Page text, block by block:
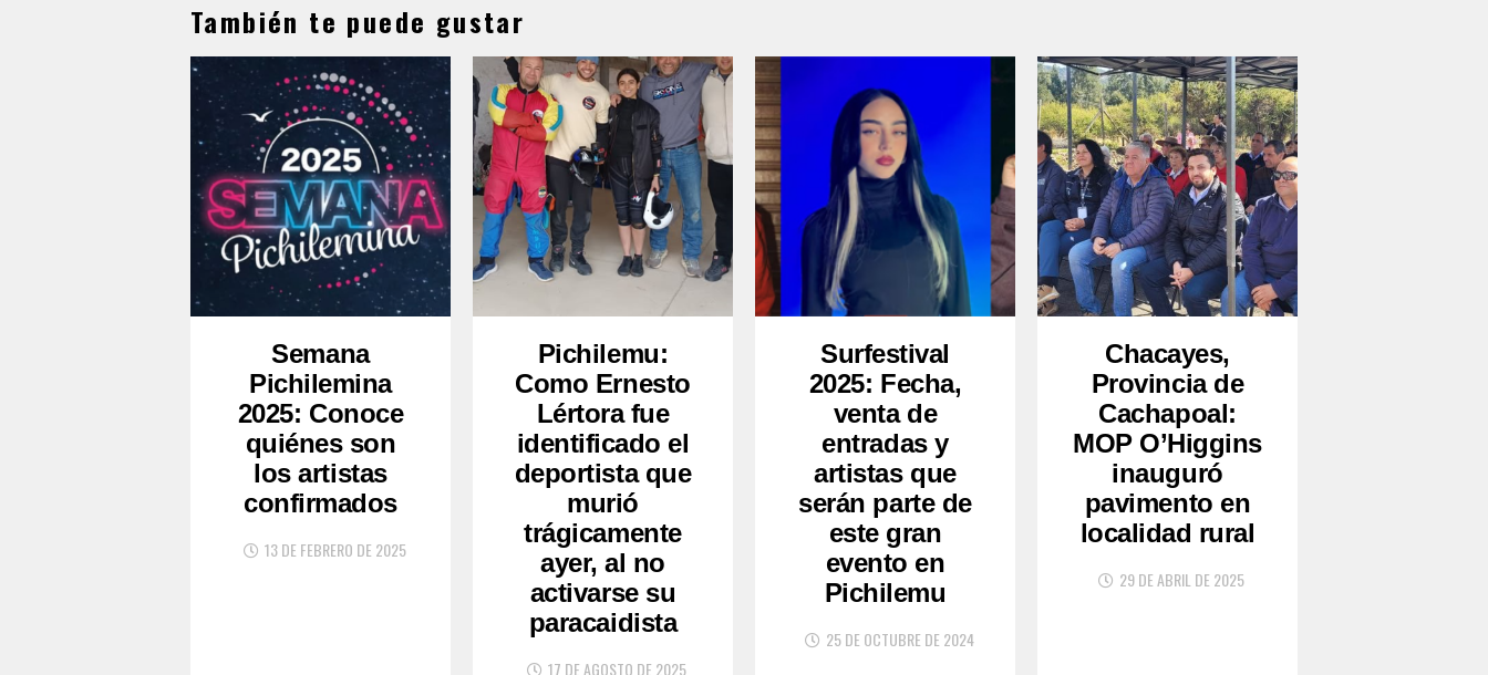
También te puede gustar
Semana
Pichilemina
2025: Conoce
quiénes son
los artistas
confirmados
13 DE FEBRERO DE 2025
Pichilemu:
Como Ernesto
Lértora fue
identificado el
deportista que
murió
trágicamente
ayer, al no
activarse su
paracaidista
17 DE AGOSTO DE 2025
Surfestival
2025: Fecha,
venta de
entradas y
artistas que
serán parte de
este gran
evento en
Pichilemu
25 DE OCTUBRE DE 2024
Chacayes,
Provincia de
Cachapoal:
MOP O’Higgins
inauguró
pavimento en
localidad rural
29 DE ABRIL DE 2025